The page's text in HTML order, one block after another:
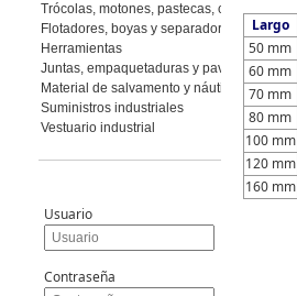
Largo
50 mm
60 mm
70 mm
80 mm
100 mm
120 mm
160 mm
Trócolas, motones, pastecas, cuadernales
Flotadores, boyas y separadores
Herramientas
Juntas, empaquetaduras y pavimento
Material de salvamento y náutica
Suministros industriales
Vestuario industrial
Usuario
Contraseña